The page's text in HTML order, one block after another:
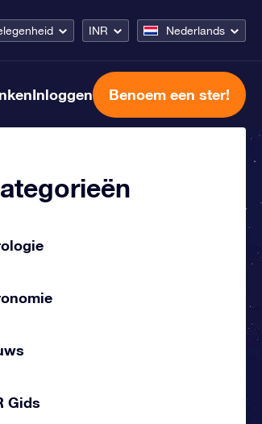
INR Nederlands
Inloggen Benoem een ster!
Gids